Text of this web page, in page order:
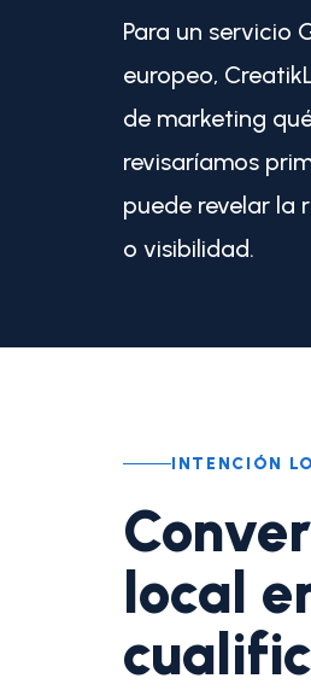
Para un servicio
europeo,
de marketing
revisaríamos
puede revelar la
o visibilidad.
INTENCIÓN
local